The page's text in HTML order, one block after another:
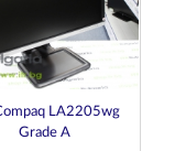
LA2205wg
Grade A